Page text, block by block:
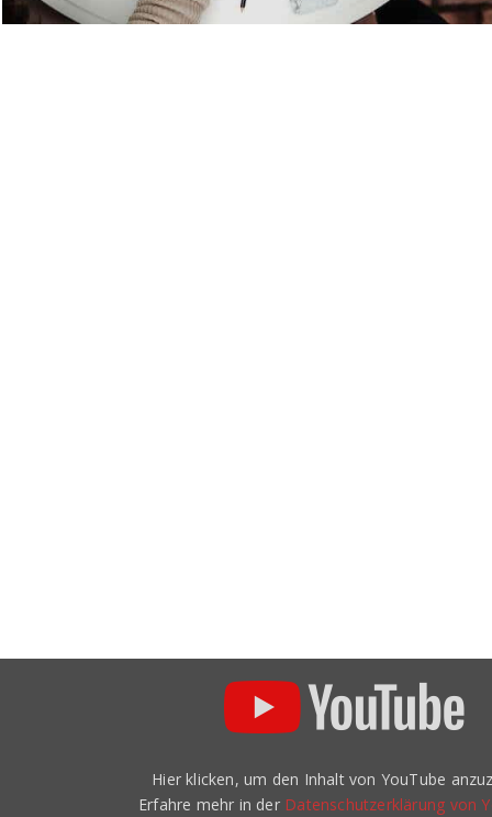
Hier klicken, um den Inhalt von YouTube
Erfahre mehr in der Datenschutzerklärung von